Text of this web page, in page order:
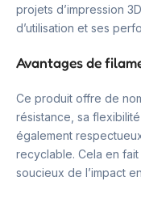
projets d’impression
d’utilisation et ses
Avantages de
Ce produit offre de
résistance, sa
également
recyclable. Cela en
soucieux de l’impact